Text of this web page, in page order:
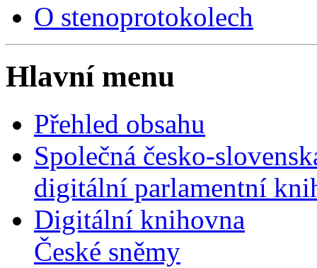
O stenoprotokolech
Hlavní menu
Přehled obsahu
Společná česko-
digitální parlamentní
Digitální knihovna
České sněmy